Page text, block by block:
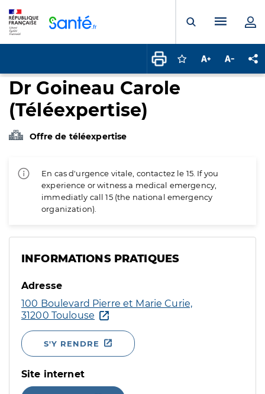
Ouvrir laMenu
Connectez-vous
Augmenter la
Dr Goineau Carole
(Téléexpertise)
Offre de téléexpertise
En cas d'urgence vitale, contactez le 15. If you
experience or witness a medical emergency,
immediatly call 15 (the national emergency
organization).
INFORMATIONS PRATIQUES
Adresse
100 Boulevard Pierre et Marie Curie,
31200 Toulouse
S'Y RENDRE
Site internet